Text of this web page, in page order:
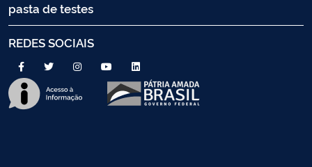
pasta de testes
REDES SOCIAIS